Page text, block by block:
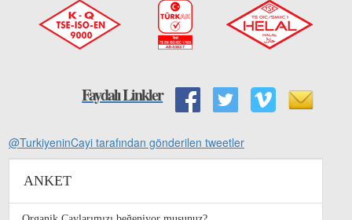
Faydalı Linkler
@TurkiyeninCayi tarafından gönderilen tweetler
ANKET